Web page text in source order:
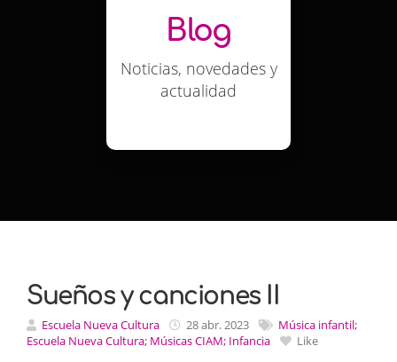
Blog
Noticias, novedades y
actualidad
Sueños y canciones II
Escuela Nueva Cultura 28 abr. 2023
Música infantil;
Escuela Nueva Cultura; Músicas CIAM; Infancia
Like